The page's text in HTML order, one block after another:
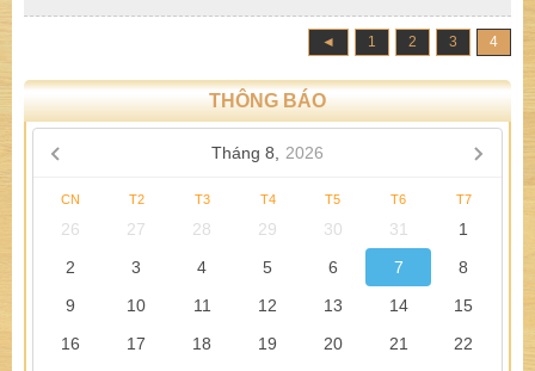
◄ 1 2 3 4
THÔNG BÁO
Tháng 8, 2026
CN T2 T3 T4 T5 T6 T7
26 27 28 29 30 31
1
2
3 4 5 6 7
8
9
10 11 12 13 14
15
16
17 18 19 20 21
22